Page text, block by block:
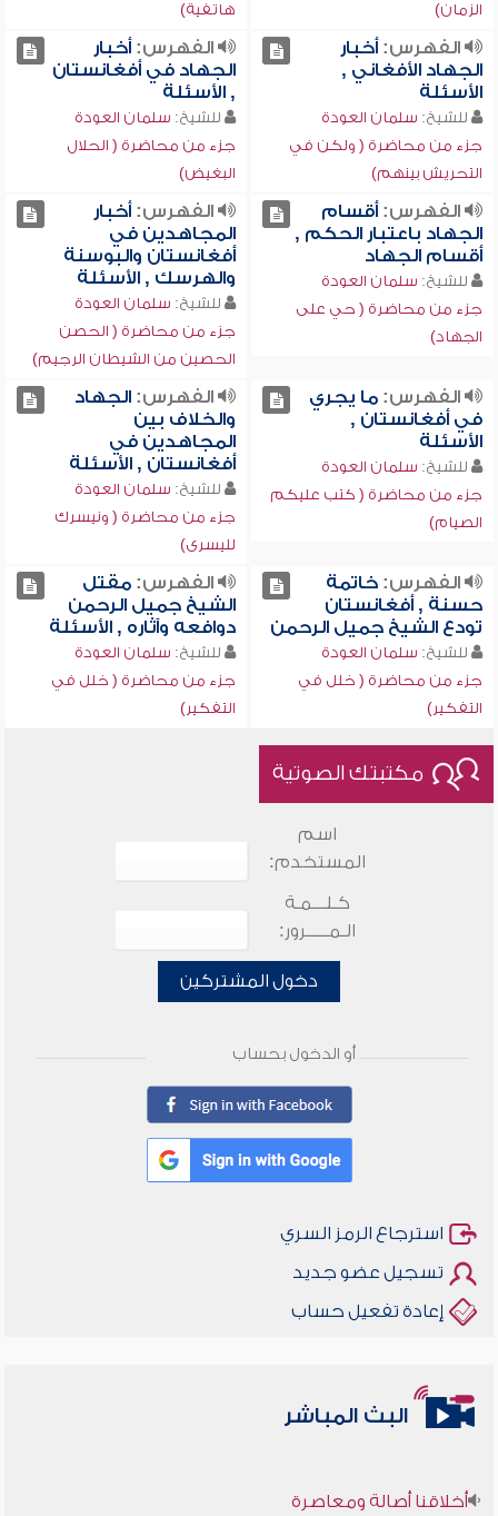
الزمان) هاتفية)
الفهرس:أخبار
الجهاد الأفغاني ,
الأسئلة
للشيخ: سلمان العودة
جزء من محاضرة ( ولكن في
التحريش بينهم)
الفهرس:أخبار
الجهاد في أفغانستان
, الأسئلة
للشيخ: سلمان العودة
جزء من محاضرة ( الحلال
البغيض)
الفهرس:أقسام
الجهاد باعتبار الحكم ,
أقسام الجهاد
للشيخ: سلمان العودة
جزء من محاضرة ( حي على
الجهاد)
الفهرس:أخبار
المجاهدين في
أفغانستان والبوسنة
والهرسك , الأسئلة
للشيخ: سلمان العودة
جزء من محاضرة ( الحصن
الحصين من الشيطان الرجيم)
الفهرس:ما يجري
في أفغانستان ,
الأسئلة
للشيخ: سلمان العودة
جزء من محاضرة ( كتب عليكم
الصيام)
الفهرس:الجهاد
والخلاف بين
المجاهدين في
أفغانستان , الأسئلة
للشيخ: سلمان العودة
جزء من محاضرة ( ونيسرك
لليسرى)
الفهرس:خاتمة
حسنة , أفغانستان
تودع الشيخ جميل الرحمن
للشيخ: سلمان العودة
جزء من محاضرة ( خلل في
التفكير)
الفهرس:مقتل
الشيخ جميل الرحمن
دوافعه وآثاره , الأسئلة
للشيخ: سلمان العودة
جزء من محاضرة ( خلل في
التفكير)
مكتبتك الصوتية
اسم
المستخدم:
كـلـــمـة
الـمـــــرور:
دخول المشتركين
أو الدخول بحساب
استرجاع الرمز السري
تسجيل عضو جديد
إعادة تفعيل حساب
البث المباشر
أخلاقنا أصالة ومعاصرة